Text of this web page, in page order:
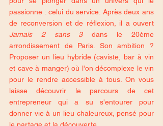
passionne : celui du service. Après deux ans
Jamais 2 sans 3 dans le 20ème
arrondissement de Paris. Son ambition ?
Proposer un lieu hybride (caviste, bar à vin
et cave à manger) où l'on décomplexe le vin
pour le rendre accessible à tous. On vous
laisse découvrir le parcours de cet
entrepreneur qui a su s'entourer pour
donner vie à un lieu chaleureux, pensé pour
le partage et la découverte.